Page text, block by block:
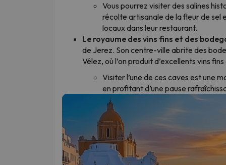
Vous pourrez visiter des salines
récolte artisanale de la fleur de sel
locaux dans leur restaurant.
Le royaume des vins fins et des
de Jerez. Son centre-ville abrite des
Vélez, où l’on produit d’excellents vins
Visiter l’une de ces caves est une
en profitant d’une pause